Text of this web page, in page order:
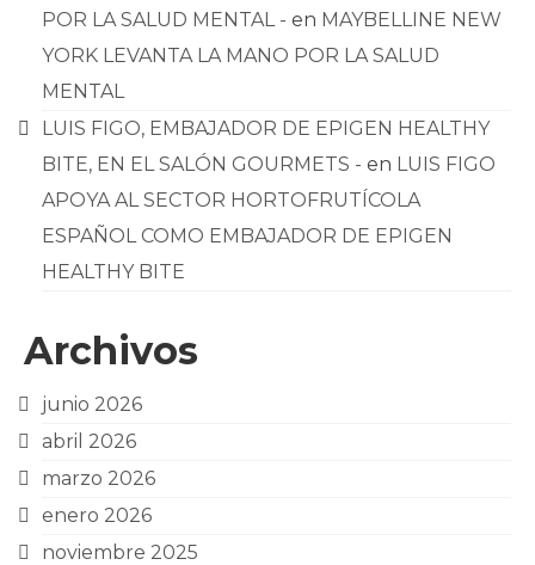
POR LA SALUD MENTAL - en MAYBELLINE NEW
YORK LEVANTA LA MANO POR LA SALUD
MENTAL
LUIS FIGO, EMBAJADOR DE EPIGEN HEALTHY
BITE, EN EL SALÓN GOURMETS - en LUIS FIGO
APOYA AL SECTOR HORTOFRUTÍCOLA
ESPAÑOL COMO EMBAJADOR DE EPIGEN
HEALTHY BITE
Archivos
junio 2026
abril 2026
marzo 2026
enero 2026
noviembre 2025